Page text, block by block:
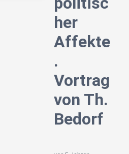
her
Affekte
.
Vortrag
von Th.
Bedorf